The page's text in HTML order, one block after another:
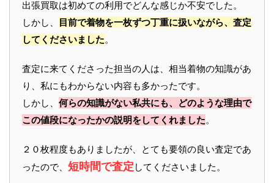
出張買取は初めての利用でどんな感じか不安でした。
しかし、
目前で着物を一枚ずつ丁重に扱いながら、査定
してくださいました。
査定に来てくださった担当の人は、相当着物の知識があ
り、私にもわからない内容も多かったです。
しかし、 何らの知識がない私共にも、どのような理由で
この値段になったかの説明をしてくれました。
２０枚程度もありましたが、とても要領の良い査定であ
ったので、 短時間で査定 してくださいました。